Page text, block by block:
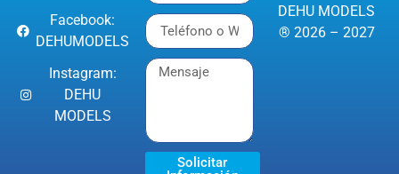
Facebook:
DEHUMODELS
Instagram:
DEHU
MODELS
Solicitar
DEHU MODELS
® 2026 – 2027